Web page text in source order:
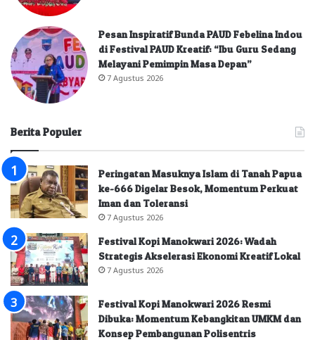
Pesan Inspiratif Bunda PAUD Febelina Indou
di Festival PAUD Kreatif: “Ibu Guru Sedang
Melayani Pemimpin Masa Depan”
7 Agustus 2026
Berita Populer
Peringatan Masuknya Islam di Tanah Papua
ke-666 Digelar Besok, Momentum Perkuat
Iman dan Toleransi
7 Agustus 2026
Festival Kopi Manokwari 2026: Wadah
Strategis Akselerasi Ekonomi Kreatif Lokal
7 Agustus 2026
Festival Kopi Manokwari 2026 Resmi
Dibuka: Momentum Kebangkitan UMKM dan
Konsep Pembangunan Polisentris